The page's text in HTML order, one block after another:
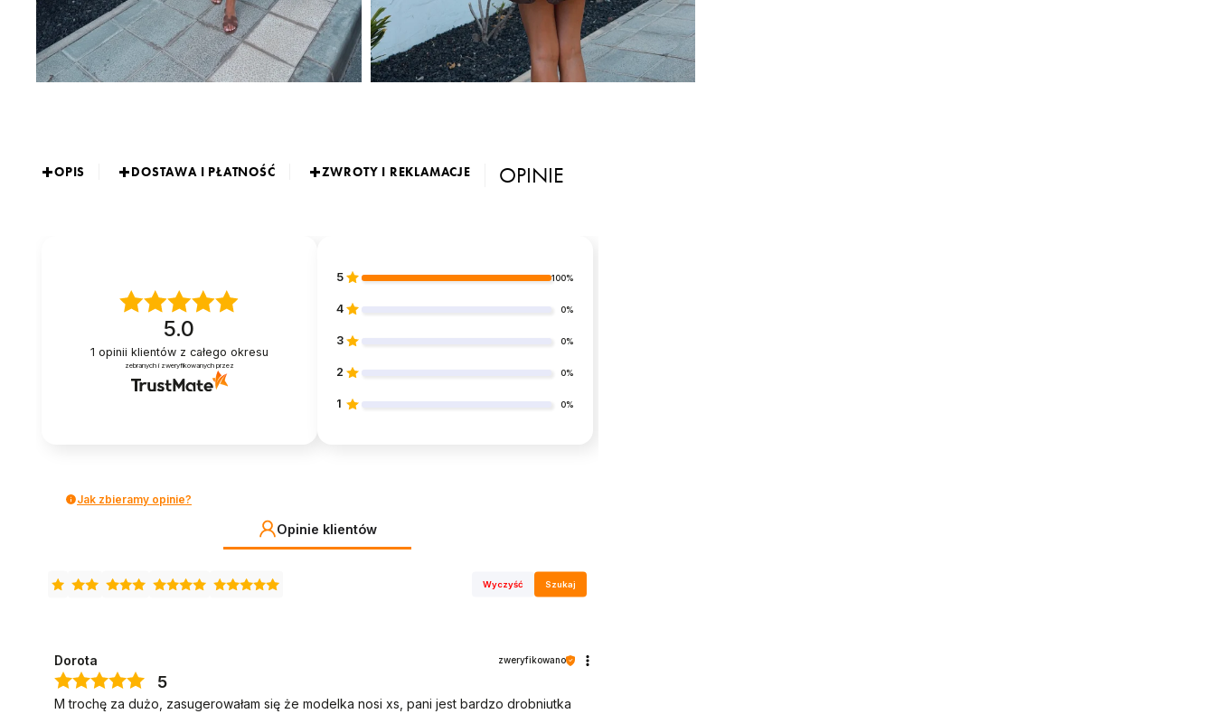
OPIS DOSTAWA I PŁATNOŚĆ ZWROTY I REKLAMACJE OPINIE
5.0
1 opinii klientów z całego okresu
zebranych i zweryfikowanych przez
5 100%
4 0%
3 0%
2 0%
1 0%
Jak zbieramy opinie?
Opinie klientów
Wyczyść Szukaj
Dorota zweryfikowano
5
M trochę za dużo, zasugerowałam się że modelka nosi xs, pani jest bardzo drobniutka